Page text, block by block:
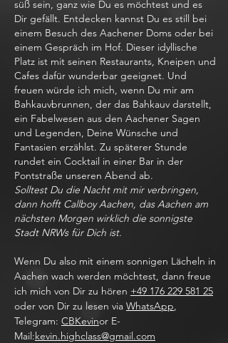
süß sein, ganz wie Du es möchtest und es
Dir gefällt. Entdecken kannst Du es still bei
einem Besuch des Aachener Doms oder bei
einem Gespräch im Hof. Dieser idyllische
Platz ist mit seinen Restaurants, Kneipen und
Cafes dafür wunderbar geeignet. Und
freuen würde ich mich, wenn Du mir am
Bahkauvbrunnen, der das Bahkauv darstellt,
ein Fabelwesen aus den Aachener Sagen
und Legenden, Deine Wünsche und
Fantasien erzählst. Zu späterer Stunde
rundet ein Cocktail in einer Bar in der
Pontstraße unseren Abend ab.
Solltest Du die Nacht mit mir verbringen,
dann hofft Callboy Aachen, das Aachen am
nächsten Morgen wirklich die sonnigste
Stadt NRWs für Dich ist.
Wenn Du also mit einem sonnigen Lächeln in
Aachen wach werden möchtest, dann freue
ich mich von Dir zu hören +49 176 229 581 25
oder von Dir zu lesen via WhatsApp,
Telegram: CBKevinor E-
Mail:kevin.highclass@gmail.com